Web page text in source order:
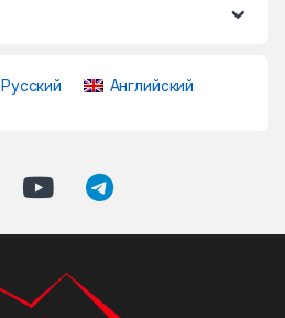
Русский Английский